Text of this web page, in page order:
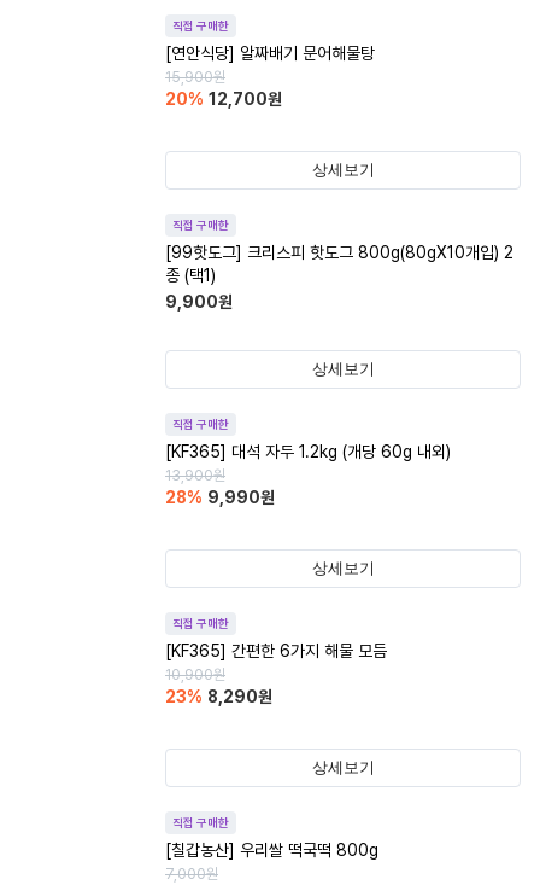
직접 구매한
[연안식당] 알짜배기 문어해물탕
15,900원
20% 12,700원
상세보기
직접 구매한
[99핫도그] 크리스피 핫도그 800g(80gX10개입) 2
종 (택1)
9,900원
상세보기
직접 구매한
[KF365] 대석 자두 1.2kg (개당 60g 내외)
13,900원
28% 9,990원
상세보기
직접 구매한
[KF365] 간편한 6가지 해물 모듬
10,900원
23% 8,290원
상세보기
직접 구매한
[칠갑농산] 우리쌀 떡국떡 800g
7,000원